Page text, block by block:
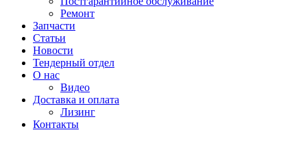
Ремонт
Запчасти
Статьи
Новости
Тендерный отдел
О нас
Видео
Доставка и оплата
Лизинг
Контакты